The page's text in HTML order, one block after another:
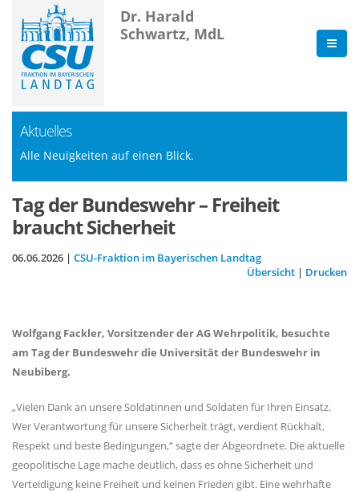
Dr. Harald
Schwartz, MdL
Aktuelles
Alle Neuigkeiten auf einen Blick.
Tag der Bundeswehr – Freiheit
braucht Sicherheit
06.06.2026 | CSU-Fraktion im Bayerischen Landtag
Übersicht | Drucken
Wolfgang Fackler, Vorsitzender der AG Wehrpolitik, besuchte
am Tag der Bundeswehr die Universität der Bundeswehr in
Neubiberg.
Vielen Dank an unsere Soldatinnen und Soldaten für Ihren Einsatz.
Wer Verantwortung für unsere Sicherheit trägt, verdient Rückhalt,
Respekt und beste Bedingungen,“ sagte der Abgeordnete. Die aktuelle
geopolitische Lage mache deutlich, dass es ohne Sicherheit und
Verteidigung keine Freiheit und keinen Frieden gibt. Eine wehrhafte